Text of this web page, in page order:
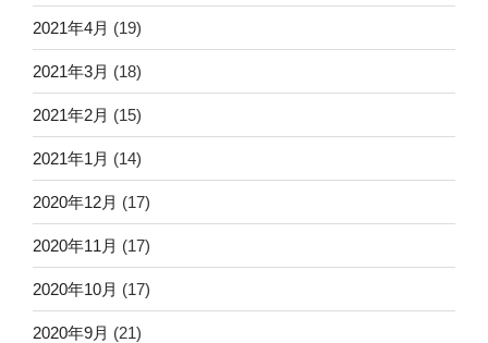
2021年4月 (19)
2021年3月 (18)
2021年2月 (15)
2021年1月 (14)
2020年12月 (17)
2020年11月 (17)
2020年10月 (17)
2020年9月 (21)